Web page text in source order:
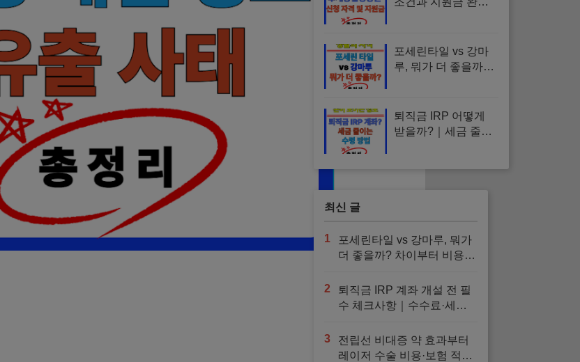
포세린타일 vs 강마
루, 뭐가 더 좋을까?
퇴직금 IRP 어떻게
받을까?｜세금 줄이
최신 글
1
포세린타일 vs 강마루, 뭐가
더 좋을까? 차이부터 비용까
2
퇴직금 IRP 계좌 개설 전 필
수 체크사항｜수수료·세액
법 정리
3
전립선 비대증 약 효과부터
레이저 수술 비용·보험 적용·